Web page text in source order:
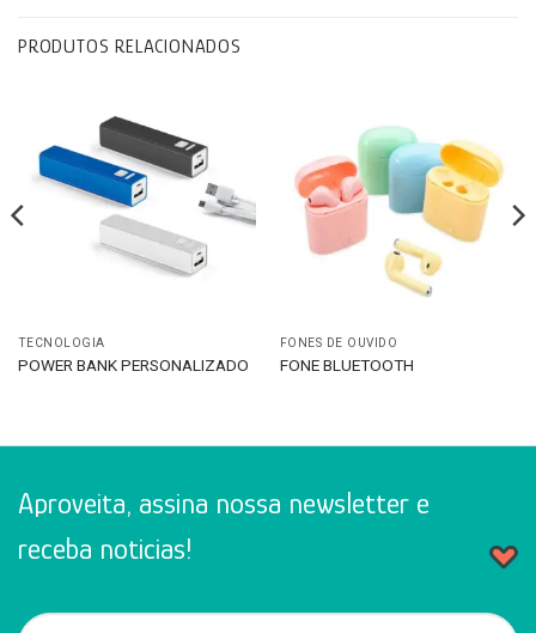
PRODUTOS RELACIONADOS
TECNOLOGIA
POWER BANK PERSONALIZADO
FONES DE OUVIDO
FONE BLUETOOTH
Aproveita, assina nossa newsletter e
receba noticias!